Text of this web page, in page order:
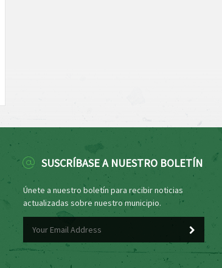
SUSCRÍBASE A NUESTRO BOLETÍN
Únete a nuestro boletín para recibir noticias
actualizadas sobre nuestro municipio.